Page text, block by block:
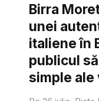
Birra
unei
italiene în
publicul
simple ale